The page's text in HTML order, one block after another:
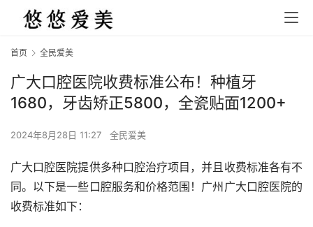
首页 全民爱美
广大口腔医院收费标准公布！种植牙
1680，牙齿矫正5800，全瓷贴面1200+
2024年8月28日 11:27 全民爱美
广大口腔医院提供多种口腔治疗项目，并且收费标准各有不
同。以下是一些口腔服务和价格范围！广州广大口腔医院的
收费标准如下：